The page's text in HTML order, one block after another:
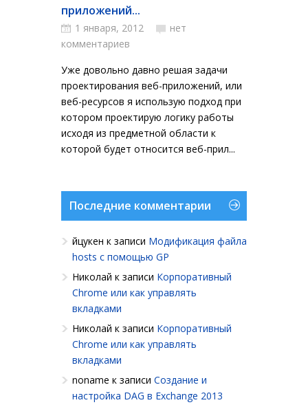
приложений...
1 января, 2012
нет
комментариев
Уже довольно давно решая задачи
проектирования веб-приложений, или
веб-ресурсов я использую подход при
котором проектирую логику работы
исходя из предметной области к
которой будет относится веб-прил...
Последние комментарии
йцукен к записи Модификация файла
hosts с помощью GP
Николай к записи Корпоративный
Chrome или как управлять
вкладками
Николай к записи Корпоративный
Chrome или как управлять
вкладками
noname к записи Создание и
настройка DAG в Exchange 2013